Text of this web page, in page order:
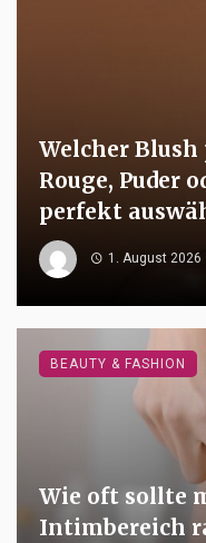
Welcher
Rouge, Puder
perfekt
1. August 2026
Wie oft sollte
Intimbereich
BEAUTY & FASHION